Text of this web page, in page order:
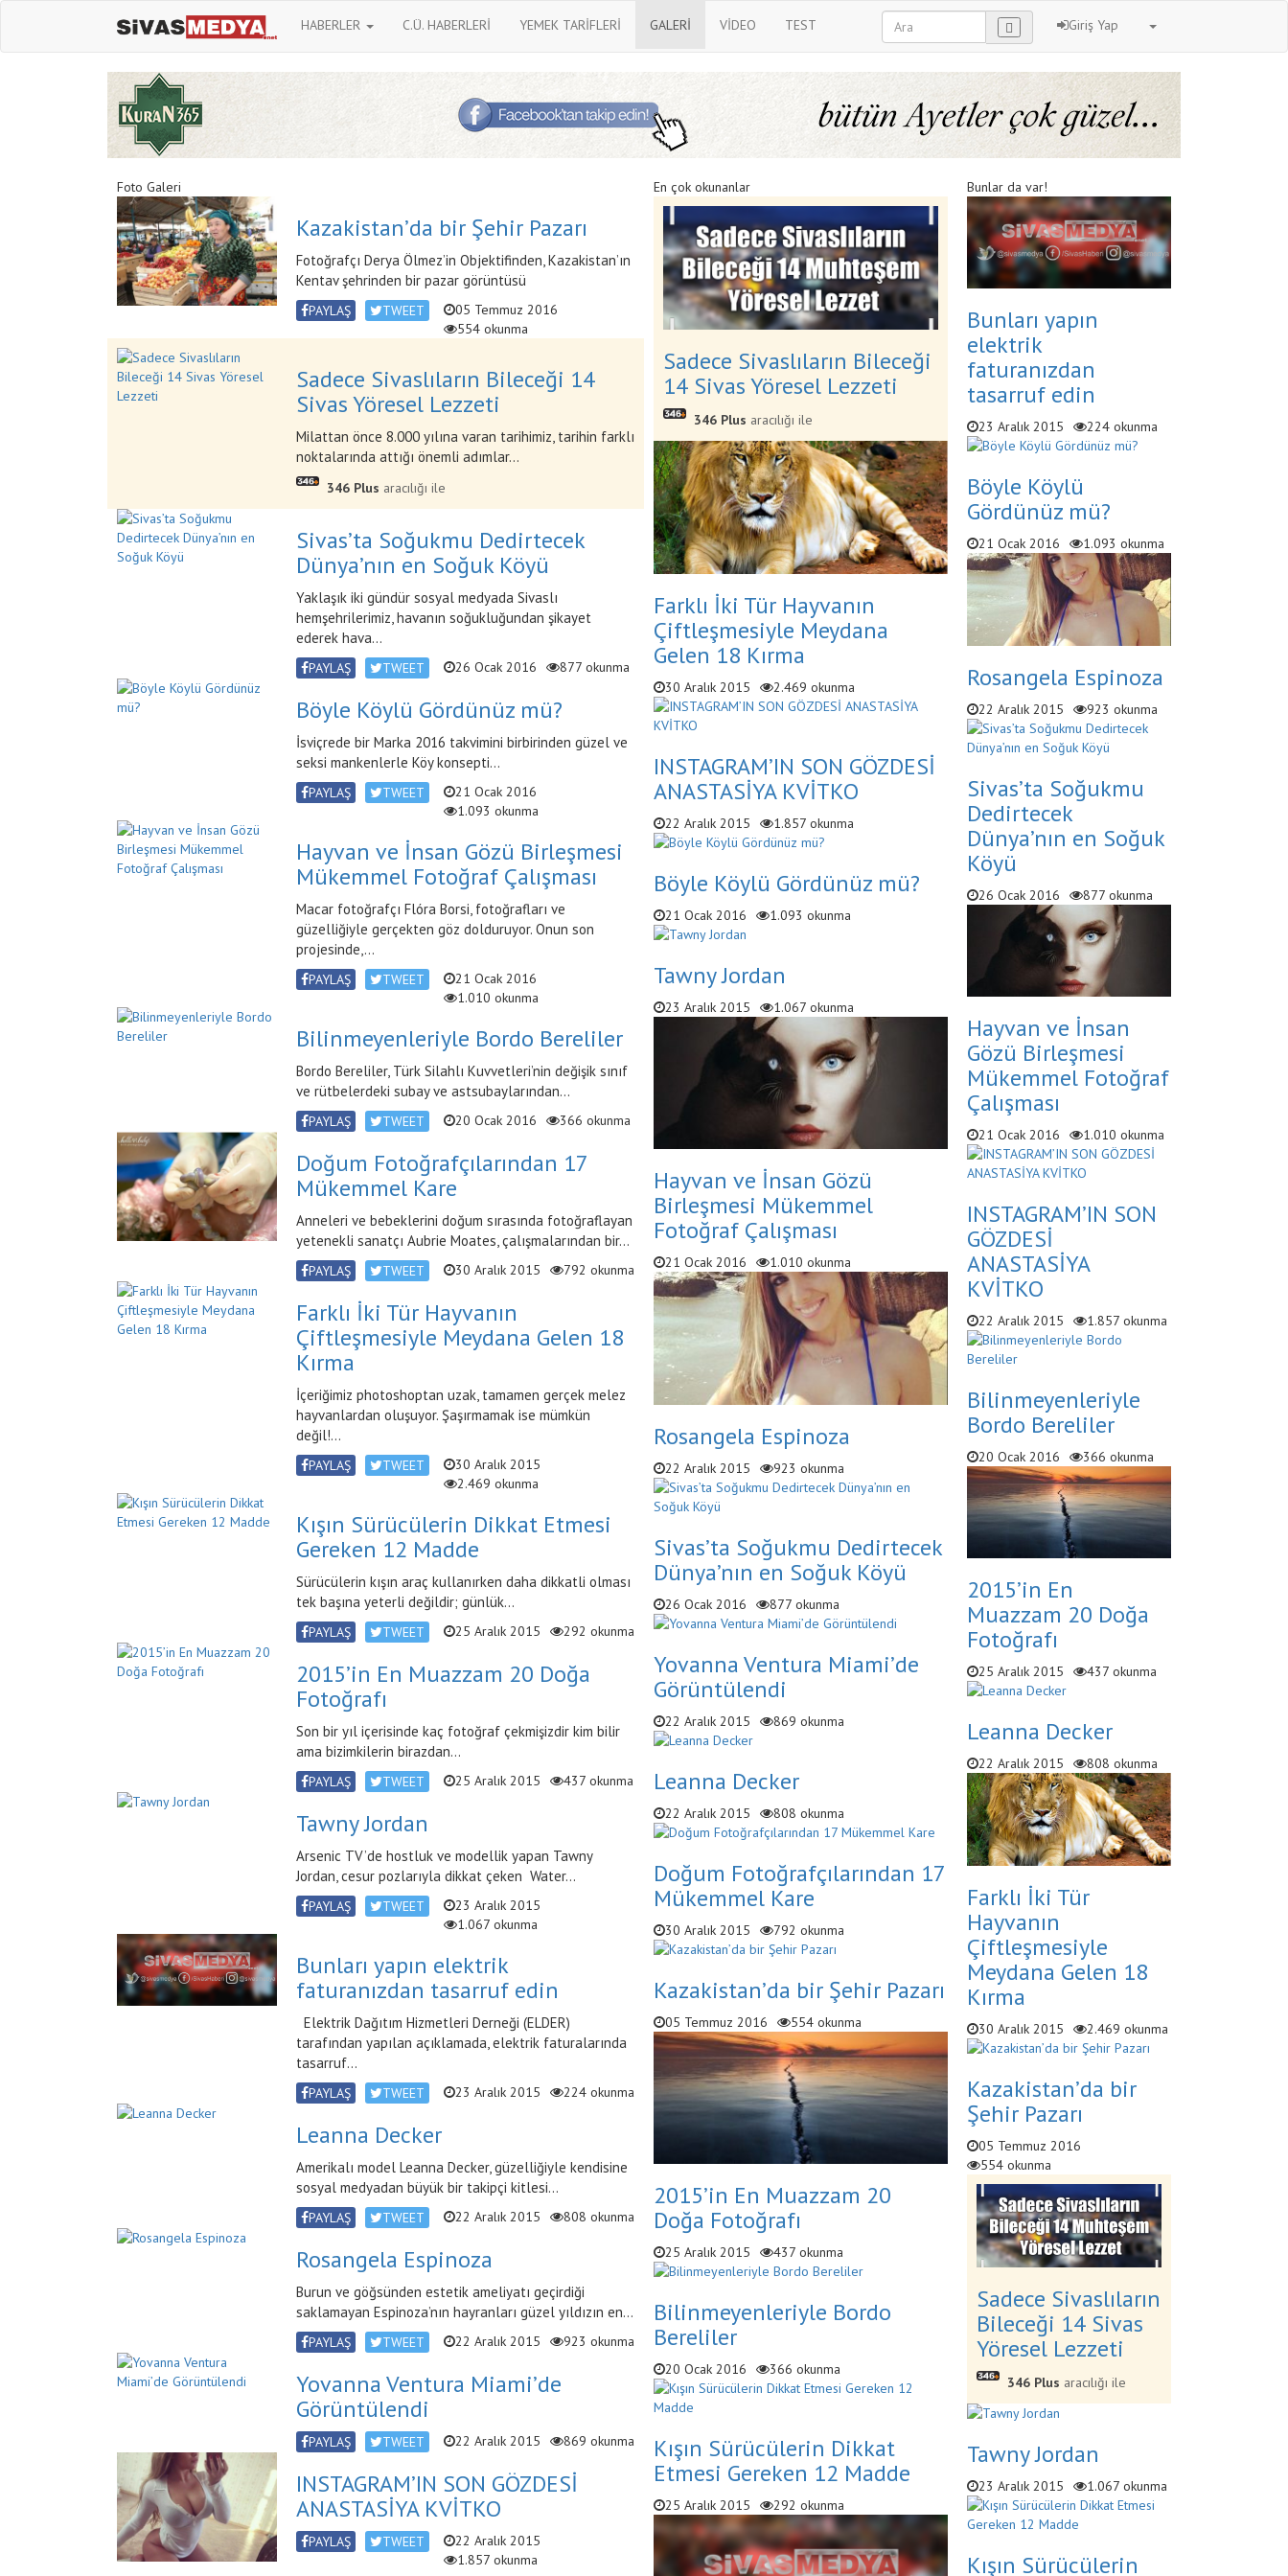
HABERLER C.Ü. HABERLERİ YEMEK TARİFLERİ GALERİ VİDEO TEST Giriş Yap
Foto Galeri
Kazakistan’da bir Şehir Pazarı
Fotoğrafçı Derya Ölmez’in Objektifinden, Kazakistan’ın
Kentav şehrinden bir pazar görüntüsü
PAYLAŞ TWEET
05 Temmuz 2016
554 okunma
Sadece Sivaslıların Bileceği 14
Sivas Yöresel Lezzeti
Milattan önce 8.000 yılına varan tarihimiz, tarihin farklı
noktalarında attığı önemli adımlar...
346 Plus aracılığı ile
Sivas’ta Soğukmu Dedirtecek
Dünya’nın en Soğuk Köyü
Yaklaşık iki gündür sosyal medyada Sivaslı
hemşehrilerimiz, havanın soğukluğundan şikayet
ederek hava...
PAYLAŞ TWEET 26 Ocak 2016 877 okunma
Böyle Köylü Gördünüz mü?
İsviçrede bir Marka 2016 takvimini birbirinden güzel ve
seksi mankenlerle Köy konsepti...
PAYLAŞ TWEET
21 Ocak 2016
1.093 okunma
Hayvan ve İnsan Gözü Birleşmesi
Mükemmel Fotoğraf Çalışması
Macar fotoğrafçı Flóra Borsi, fotoğrafları ve
güzelliğiyle gerçekten göz dolduruyor. Onun son
projesinde,...
PAYLAŞ TWEET
21 Ocak 2016
1.010 okunma
Bilinmeyenleriyle Bordo Bereliler
Bordo Bereliler, Türk Silahlı Kuvvetleri’nin değişik sınıf
ve rütbelerdeki subay ve astsubaylarından...
PAYLAŞ TWEET 20 Ocak 2016 366 okunma
Doğum Fotoğrafçılarından 17
Mükemmel Kare
Anneleri ve bebeklerini doğum sırasında fotoğraflayan
yetenekli sanatçı Aubrie Moates, çalışmalarından bir...
PAYLAŞ TWEET 30 Aralık 2015 792 okunma
Farklı İki Tür Hayvanın
Çiftleşmesiyle Meydana Gelen 18
Kırma
İçeriğimiz photoshoptan uzak, tamamen gerçek melez
hayvanlardan oluşuyor. Şaşırmamak ise mümkün
değil!...
PAYLAŞ TWEET
30 Aralık 2015
2.469 okunma
Kışın Sürücülerin Dikkat Etmesi
Gereken 12 Madde
Sürücülerin kışın araç kullanırken daha dikkatli olması
tek başına yeterli değildir; günlük...
PAYLAŞ TWEET 25 Aralık 2015 292 okunma
2015’in En Muazzam 20 Doğa
Fotoğrafı
Son bir yıl içerisinde kaç fotoğraf çekmişizdir kim bilir
ama bizimkilerin birazdan...
PAYLAŞ TWEET 25 Aralık 2015 437 okunma
Tawny Jordan
Arsenic TV’de hostluk ve modellik yapan Tawny
Jordan, cesur pozlarıyla dikkat çeken Water...
PAYLAŞ TWEET
23 Aralık 2015
1.067 okunma
Bunları yapın elektrik
faturanızdan tasarruf edin
Elektrik Dağıtım Hizmetleri Derneği (ELDER)
tarafından yapılan açıklamada, elektrik faturalarında
tasarruf...
PAYLAŞ TWEET 23 Aralık 2015 224 okunma
Leanna Decker
Amerikalı model Leanna Decker, güzelliğiyle kendisine
sosyal medyadan büyük bir takipçi kitlesi...
PAYLAŞ TWEET 22 Aralık 2015 808 okunma
Rosangela Espinoza
Burun ve göğsünden estetik ameliyatı geçirdiği
saklamayan Espinoza’nın hayranları güzel yıldızın en...
PAYLAŞ TWEET 22 Aralık 2015 923 okunma
Yovanna Ventura Miami’de
Görüntülendi
PAYLAŞ TWEET 22 Aralık 2015 869 okunma
INSTAGRAM’IN SON GÖZDESİ
ANASTASİYA KVİTKO
PAYLAŞ TWEET
22 Aralık 2015
1.857 okunma
En çok okunanlar
Sadece Sivaslıların Bileceği
14 Sivas Yöresel Lezzeti
346 Plus aracılığı ile
Farklı İki Tür Hayvanın
Çiftleşmesiyle Meydana
Gelen 18 Kırma
30 Aralık 2015 2.469 okunma
INSTAGRAM’IN SON GÖZDESİ
ANASTASİYA KVİTKO
22 Aralık 2015 1.857 okunma
Böyle Köylü Gördünüz mü?
21 Ocak 2016 1.093 okunma
Tawny Jordan
23 Aralık 2015 1.067 okunma
Hayvan ve İnsan Gözü
Birleşmesi Mükemmel
Fotoğraf Çalışması
21 Ocak 2016 1.010 okunma
Rosangela Espinoza
22 Aralık 2015 923 okunma
Sivas’ta Soğukmu Dedirtecek
Dünya’nın en Soğuk Köyü
26 Ocak 2016 877 okunma
Yovanna Ventura Miami’de
Görüntülendi
22 Aralık 2015 869 okunma
Leanna Decker
22 Aralık 2015 808 okunma
Doğum Fotoğrafçılarından 17
Mükemmel Kare
30 Aralık 2015 792 okunma
Kazakistan’da bir Şehir Pazarı
05 Temmuz 2016 554 okunma
2015’in En Muazzam 20
Doğa Fotoğrafı
25 Aralık 2015 437 okunma
Bilinmeyenleriyle Bordo
Bereliler
20 Ocak 2016 366 okunma
Kışın Sürücülerin Dikkat
Etmesi Gereken 12 Madde
25 Aralık 2015 292 okunma
Bunlar da var!
Bunları yapın
elektrik
faturanızdan
tasarruf edin
23 Aralık 2015 224 okunma
Böyle Köylü
Gördünüz mü?
21 Ocak 2016 1.093 okunma
Rosangela Espinoza
22 Aralık 2015 923 okunma
Sivas’ta Soğukmu
Dedirtecek
Dünya’nın en Soğuk
Köyü
26 Ocak 2016 877 okunma
Hayvan ve İnsan
Gözü Birleşmesi
Mükemmel Fotoğraf
Çalışması
21 Ocak 2016 1.010 okunma
INSTAGRAM’IN SON
GÖZDESİ
ANASTASİYA
KVİTKO
22 Aralık 2015 1.857 okunma
Bilinmeyenleriyle
Bordo Bereliler
20 Ocak 2016 366 okunma
2015’in En
Muazzam 20 Doğa
Fotoğrafı
25 Aralık 2015 437 okunma
Leanna Decker
22 Aralık 2015 808 okunma
Farklı İki Tür
Hayvanın
Çiftleşmesiyle
Meydana Gelen 18
Kırma
30 Aralık 2015 2.469 okunma
Kazakistan’da bir
Şehir Pazarı
05 Temmuz 2016
554 okunma
Sadece Sivaslıların
Bileceği 14 Sivas
Yöresel Lezzeti
346 Plus aracılığı ile
Tawny Jordan
23 Aralık 2015 1.067 okunma
Kışın Sürücülerin